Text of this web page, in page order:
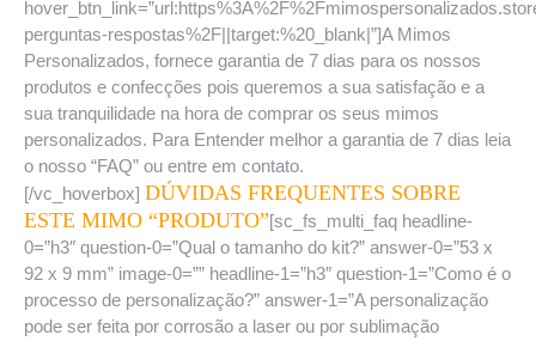
perguntas-respostas%2F||target:%20_blank|”]A Mimos
Personalizados, fornece garantia de 7 dias para os nossos
produtos e confecções pois queremos a sua satisfação e a
sua tranquilidade na hora de comprar os seus mimos
personalizados. Para Entender melhor a garantia de 7 dias leia
o nosso “FAQ” ou entre em contato.
[/vc_hoverbox] DÚVIDAS FREQUENTES SOBRE
ESTE MIMO “PRODUTO”[sc_fs_multi_faq headline-
0=”h3″ question-0=”Qual o tamanho do kit?” answer-0=”53 x
92 x 9 mm” image-0=”” headline-1=”h3″ question-1=”Como é o
processo de personalização?” answer-1=”A personalização
pode ser feita por corrosão a laser ou por sublimação